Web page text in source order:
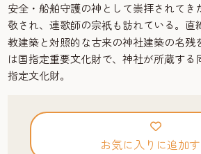
安全・船舶守護の神として崇拝されてき
敬され、連歌師の宗祇も訪れている。直
教建築と対照的な古来の神社建築の名残
は国指定重要文化財で、神社が所蔵する
指定文化財。
お気に入りに追加す